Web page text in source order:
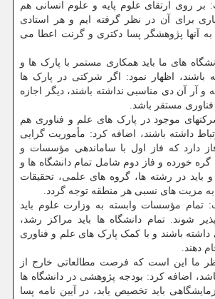
روی ارتقای علوم پایه و علوم انسانی هم
برای آن در نظر گرفته ایم و هر استادی
به آنها پژوهشگر پسا دکتری و گرنت اعطا می
های ما باید همکاری مستمر با پارک ها و
باشند، اظهار نمود: اگر شرکتی در پارک ها
آر آن دی مناسبی نداشته باشند، دیگر اجازه
فناوری مستقر باشد.
موجود در پارک های علم و فناوری هم
داشته باشند، اضافه کرد: مأموریت گرایی
دارد که فاز اول با ساماندهی مؤسسات و
گره خورده و فاز دوم شامل تمام دانشگاه ها و
در رشته ها، گروه های علمی، تحقیقات
مزیت های نسبی هر منطقه توجه گردد.
تمام مؤسسات وابسته به وزارت علوم باید
شوند. تمام دانشگاه ها باید مراکز رشد،
باشند و با کمک پارک های علم و فناوری
دهند.
نظر ما این است که فرصت مطالعاتی خارج از
اضافه کرد: بودجه پژوهشی در دانشگاه ها
باید تخصیص یابد، در آیین نامه پسا